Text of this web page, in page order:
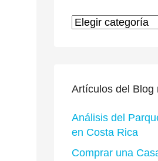
Temas del Blog
Artículos del Blog
Análisis del
en Costa Rica
Comprar una